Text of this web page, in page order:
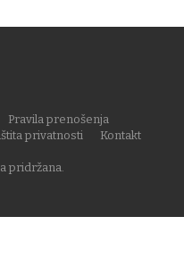
pridržana.
Pravila prenošenja
privatnosti
Kontakt